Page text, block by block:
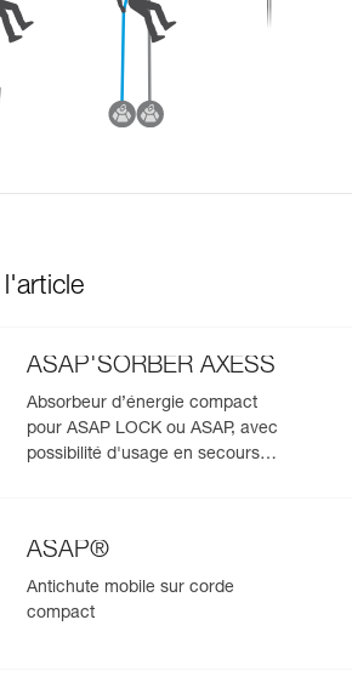
ASAP'SORBER AXESS
Absorbeur d’énergie compact
pour ASAP LOCK ou ASAP, avec
possibilité d'usage en secours
ASAP®
Antichute mobile sur corde
compact